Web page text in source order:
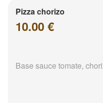
Pizza chorizo
10.00 €
Base sauce tomate,